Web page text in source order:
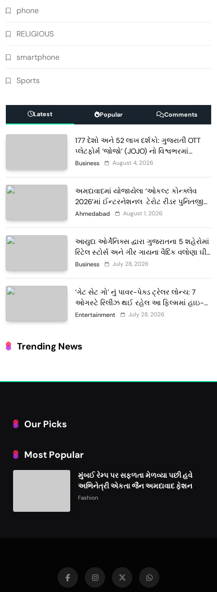
phone
RELIGIOUS
smartphone
Sports
Latest Popular Comments
177 દેશો અને 52 લાખ દર્શકો: ગુજરાતી OTT
પ્લેટફોર્મ ‘જોજો’ (JOJO) નો વિશ્વભરમાં
દબદબો
Business August 4, 2026
અમદાવાદમાં યોજાયેલા ‘ઓકલ્ટ કોન્ક્લેવ
2026’માં ઈન્ટરનેશનલ ટેરોટ રીડર પુનિતજી
લુલ્લા એ ટેરોટ કાર્ડ રીડિંગ અંગે માહિતી આપી
Ahmedabad August 1, 2026
આયુદા ઓર્ગેનિક્સ દ્વારા ગુજરાતના 5 શહેરોમાં
રિટેલ સ્ટોર્સ અને ગીર ગાયના વૈદિક વલોણા ઘી-
દૂધની શુદ્ધ સેવાઓ સાથે વ્યાપક વિસ્તરણ
Business July 28, 2026
‘ગેટ સેટ ગો’ નું પાવર-પેક્ડ ટ્રેલર લોન્ચ: 7
ઓગસ્ટે રિલીઝ થઈ રહેલ આ ફિલ્મમાં હાઇ-
ટેક VFX જોવા મળશે
Entertainment July 28, 2026
Trending News
Our Picks
Most Popular
મુંબઈ રેમ્પ પર સફળતા મેળવ્યા પછી હવે
અભિનેત્રી એકતા જૈન અમદાવાદ ફેશન
વીકમાં પોતાની પ્રતિભા પ્રદર્શિત કરશે
Fashion